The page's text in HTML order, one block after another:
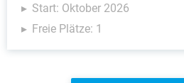
Start: Oktober 2026
Freie Plätze: 1